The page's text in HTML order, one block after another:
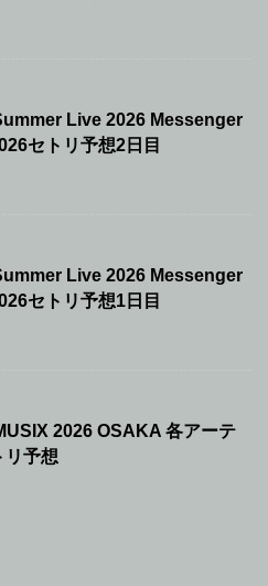
Live 2026 Messenger
セトリ予想2日目
Live 2026 Messenger
セトリ予想1日目
2026 OSAKA 各アーテ
リ予想